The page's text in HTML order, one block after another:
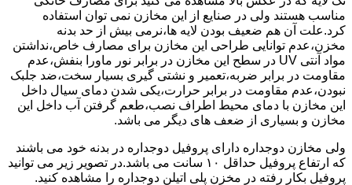
مناسب هستند ولی در صنایع از این مخازن نمی توان استفاده
کرد.علت آن هم ضعیف بودن لایه ها،نرمی بیش از حد بدنه
مخزن،عدم توانایی طراحی این مخازن برای مصارف خاص،نداشتن
مواد آنتی UV در سطح این مخازن در برابر نور ماورا بنفش،عدم
مقاومت در برابر ضربه،تعمیر و نشتی گیری بسیار سخت،ضد جلبک
نبودن،عدم مقاومت در برابر حرارت،یکی شدن دمای سیال داخل
این مخازن با دمای محیط اطراف نصب،طعم گرفتن آب داخل این
مخازن و بسیاری از ضعف های دیگر می باشد.
ولی مخازن دوجداره دارای پروفیل دوجداره در بدنه خود می باشند
که ارتفاع پروفیل حداقل ۱۰ سانت می باشد.در تصویر زیر می توانید
پروفیل بکار رفته در مخزن پلی اتیلن دوجداره را مشاهده کنید.